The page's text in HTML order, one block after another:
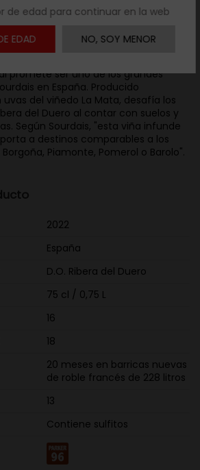
de edad para continuar en la web
EDAD
NO, SOY MENOR
promete ser uno de los grandes
en España. Producido
del viñedo La Mata, desafía los
del Duero al contar con suelos y
Según Sourdais, "esta viña infunde
a destinos comparables a los
Piamonte, Pomerol o Barolo".
2022
España
D.O. Ribera del Duero
75 cl / 0,75 L
16
18
20 meses en barricas nuevas
de roble francés de 228 litros
13
Contiene sulfitos